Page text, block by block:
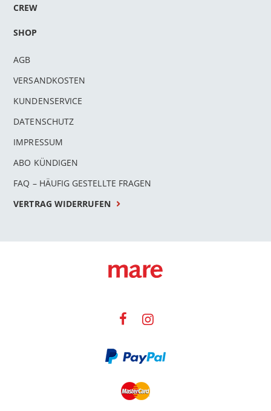
CREW
SHOP
AGB
VERSANDKOSTEN
KUNDENSERVICE
DATENSCHUTZ
IMPRESSUM
ABO KÜNDIGEN
FAQ – HÄUFIG GESTELLTE FRAGEN
VERTRAG WIDERRUFEN